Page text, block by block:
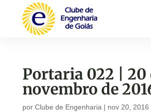
Portaria 022 | 20
novembro de
por Clube de Engenharia| nov 20, 2016